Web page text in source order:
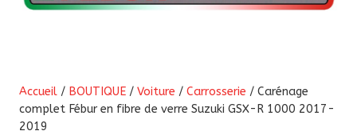
Accueil / BOUTIQUE / Voiture / Carrosserie / Carénage
complet Fébur en fibre de verre Suzuki GSX-R 1000 2017-
2019